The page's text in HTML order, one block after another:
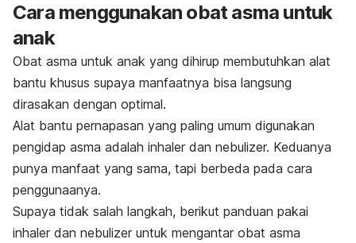
Cara menggunakan obat asma untuk
anak
Obat asma untuk anak yang dihirup membutuhkan alat
bantu khusus supaya manfaatnya bisa langsung
dirasakan dengan optimal.
Alat bantu pernapasan yang paling umum digunakan
pengidap asma adalah inhaler dan nebulizer. Keduanya
punya manfaat yang sama, tapi berbeda pada cara
penggunaanya.
Supaya tidak salah langkah, berikut panduan pakai
inhaler dan nebulizer untuk mengantar obat asma